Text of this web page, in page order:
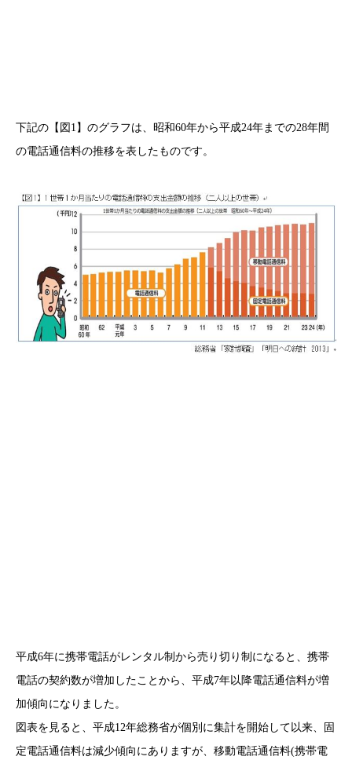
下記の【図1】のグラフは、昭和60年から平成24年までの28年間
の電話通信料の推移を表したものです。
平成6年に携帯電話がレンタル制から売り切り制になると、携帯
電話の契約数が増加したことから、平成7年以降電話通信料が増
加傾向になりました。
図表を見ると、平成12年総務省が個別に集計を開始して以来、固
定電話通信料は減少傾向にありますが、移動電話通信料(携帯電